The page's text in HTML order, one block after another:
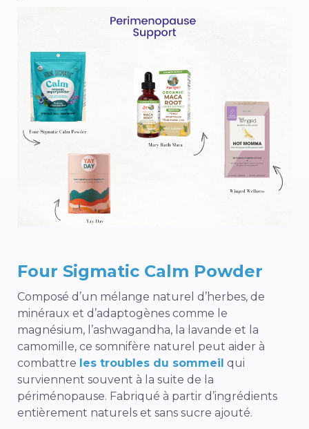
Four Sigmatic Calm Powder
Composé d’un mélange naturel d’herbes, de
minéraux et d’adaptogènes comme le
magnésium, l’ashwagandha, la lavande et la
camomille, ce somnifère naturel peut aider à
combattre les troubles du sommeil qui
surviennent souvent à la suite de la
périménopause. Fabriqué à partir d’ingrédients
entièrement naturels et sans sucre ajouté.